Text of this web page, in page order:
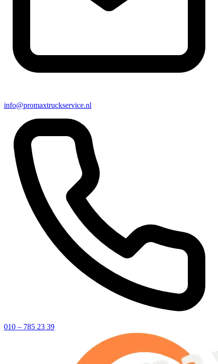
info@promaxtruckservice.nl
010 – 785 23 39